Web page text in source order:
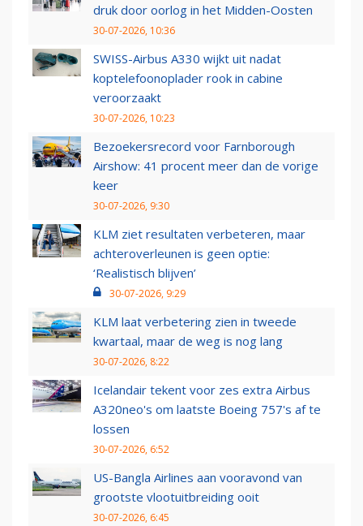
druk door oorlog in het Midden-Oosten
30-07-2026, 10:36
SWISS-Airbus A330 wijkt uit nadat
koptelefoonoplader rook in cabine
veroorzaakt
30-07-2026, 10:23
Bezoekersrecord voor Farnborough
Airshow: 41 procent meer dan de vorige
keer
30-07-2026, 9:30
KLM ziet resultaten verbeteren, maar
achteroverleunen is geen optie:
‘Realistisch blijven’
30-07-2026, 9:29
KLM laat verbetering zien in tweede
kwartaal, maar de weg is nog lang
30-07-2026, 8:22
Icelandair tekent voor zes extra Airbus
A320neo's om laatste Boeing 757's af te
lossen
30-07-2026, 6:52
US-Bangla Airlines aan vooravond van
grootste vlootuitbreiding ooit
30-07-2026, 6:45